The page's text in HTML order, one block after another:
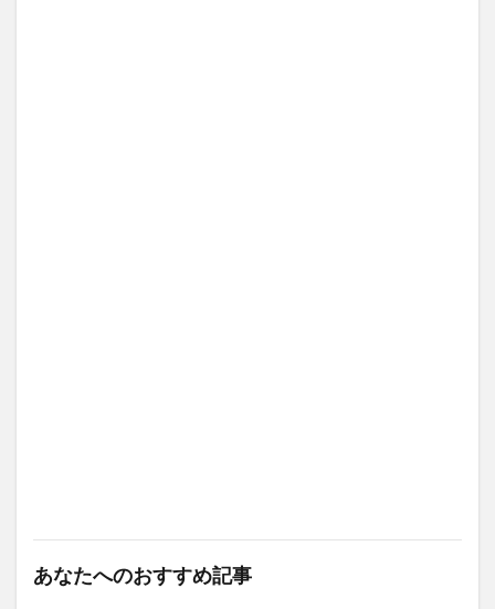
あなたへのおすすめ記事